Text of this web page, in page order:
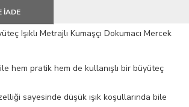
İADE
Işıklı Metrajlı Kumaşçı Dokumacı Mercek
hem pratik hem de kullanışlı bir büyüteç
sayesinde düşük ışık koşullarında bile